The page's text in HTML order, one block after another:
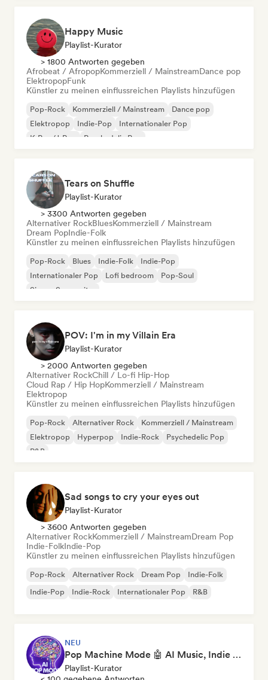
Happy Music
Playlist-Kurator
> 1800 Antworten gegeben
Afrobeat / AfropopKommerziell / MainstreamDance pop
ElektropopFunk
Künstler zu meinen einflussreichen Playlists hinzufügen
Pop-Rock Kommerziell / Mainstream
Dance pop
Elektropop
Indie-Pop
Internationaler Pop
K-Pop/J-Pop
Psychedelic Pop
Tears on Shuffle
Playlist-Kurator
> 3300 Antworten gegeben
Alternativer RockBluesKommerziell / Mainstream
Dream PopIndie-Folk
Künstler zu meinen einflussreichen Playlists hinzufügen
Pop-Rock Blues Indie-Folk
Indie-Pop
Internationaler Pop
Lofi bedroom
Pop-Soul
Singer-Songwriter
POV: I'm in my Villain Era
Playlist-Kurator
> 2000 Antworten gegeben
Alternativer RockChill / Lo-fi Hip-Hop
Cloud Rap / Hip HopKommerziell / Mainstream
Elektropop
Künstler zu meinen einflussreichen Playlists hinzufügen
Pop-Rock Alternativer Rock
Kommerziell / Mainstream
Elektropop
Hyperpop Indie-Rock
Psychedelic Pop
R&B
Sad songs to cry your eyes out
Playlist-Kurator
> 3600 Antworten gegeben
Alternativer RockKommerziell / MainstreamDream Pop
Indie-FolkIndie-Pop
Künstler zu meinen einflussreichen Playlists hinzufügen
Pop-Rock Alternativer Rock Dream Pop
Indie-Folk
Indie-Pop
Indie-Rock Internationaler Pop R&B
NEU
Pop Machine Mode 🤖 AI Music, Indie Pop & Dream Pop
Playlist-Kurator